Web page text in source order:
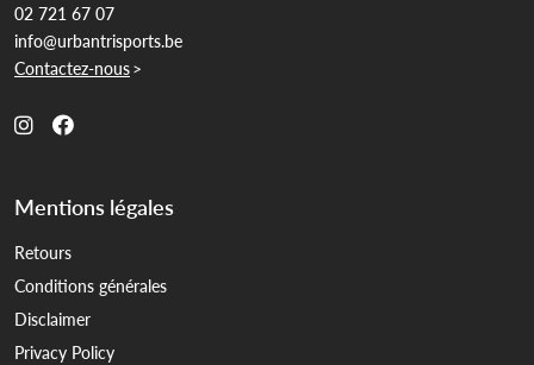
02 721 67 07
info@urbantrisports.be
Contactez-nous>
Mentions légales
Retours
Conditions générales
Disclaimer
Privacy Policy